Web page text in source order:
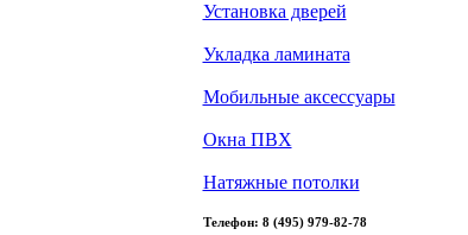
Установка дверей
Укладка ламината
Мобильные аксессуары
Окна ПВХ
Натяжные потолки
Телефон: 8 (495) 979-82-78